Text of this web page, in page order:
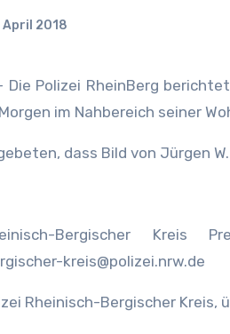
April 2018
Die Polizei RheinBerg
im Nahbereich seiner
dass Bild von Jürgen
Bergischer
kreis@polizei.nrw.de
Rheinisch-Bergischer